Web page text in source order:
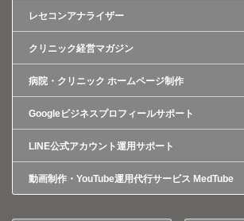
レセコンアナライザー
クリニック経営マガジン
病院・クリニック ホームページ制作
Googleビジネスプロフィールサポート
LINE公式アカウント運用サポート
動画制作・YouTube運用代行サービス MedTube